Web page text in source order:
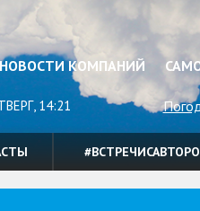
КОМПАНИЙ
14:21